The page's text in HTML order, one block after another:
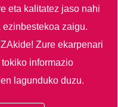
eta kalitatez jaso nahi
ezinbestekoa zaigu.
Zure ekarpenari
informazio
lagunduko duzu.